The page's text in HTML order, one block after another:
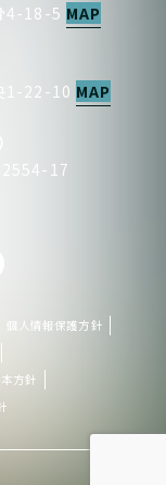
4-18-5 MAP
1-22-10 MAP
2554-17
個人情報保護方針
方針